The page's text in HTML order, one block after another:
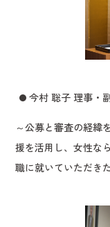
今村 聡子 理事・
～公募と審査の経緯
援を活用し、女性な
職に就いていただき